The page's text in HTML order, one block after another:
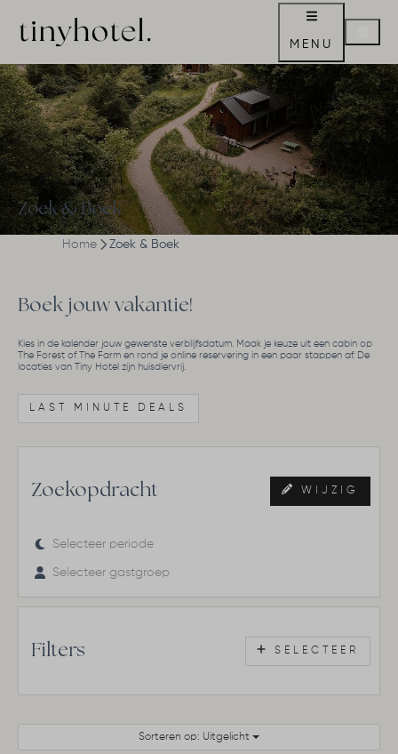
MENU
Zoek & Boek
Home Zoek & Boek
Boek jouw vakantie!
Kies in de kalender jouw gewenste verblijfsdatum. Maak je keuze uit een cabin op
The Forest of The Farm en rond je online reservering in een paar stappen af. De
locaties van Tiny Hotel zijn huisdiervrij.
LAST MINUTE DEALS
Zoekopdracht WIJZIG
Selecteer periode
Selecteer gastgroep
Filters SELECTEER
Sorteren op: Uitgelicht